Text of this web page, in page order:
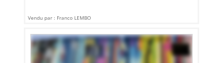
Vendu par : Franco LEMBO